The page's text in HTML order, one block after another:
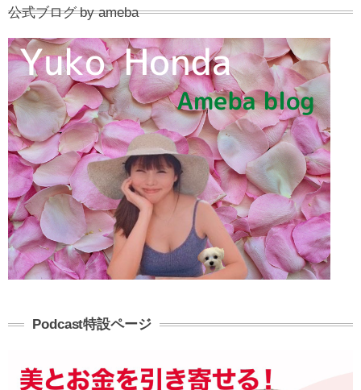
公式ブログ by ameba
Podcast特設ページ